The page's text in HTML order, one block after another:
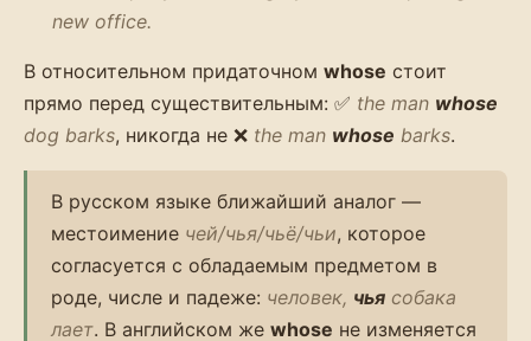
new office.
В относительном придаточном whose стоит
прямо перед существительным: ✅ the man whose
dog barks, никогда не ❌ the man whose barks.
В русском языке ближайший аналог —
местоимение чей/чья/чьё/чьи, которое
согласуется с обладаемым предметом в
роде, числе и падеже: человек, чья собака
лает. В английском же whose не изменяется